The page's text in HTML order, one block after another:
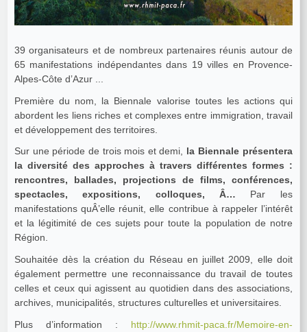
39 organisateurs et de nombreux partenaires réunis autour de
65 manifestations indépendantes dans 19 villes en Provence-
Alpes-Côte d’Azur ...
Première du nom, la Biennale valorise toutes les actions qui
abordent les liens riches et complexes entre immigration, travail
et développement des territoires.
Sur une période de trois mois et demi, la Biennale présentera
la diversité des approches à travers différentes formes :
rencontres, ballades, projections de films, conférences,
spectacles, expositions, colloques, Â… Par les
manifestations quÂ’elle réunit, elle contribue à rappeler l’intérêt
et la légitimité de ces sujets pour toute la population de notre
Région.
Souhaitée dès la création du Réseau en juillet 2009, elle doit
également permettre une reconnaissance du travail de toutes
celles et ceux qui agissent au quotidien dans des associations,
archives, municipalités, structures culturelles et universitaires.
Plus d’information : http://www.rhmit-paca.fr/Memoire-en-